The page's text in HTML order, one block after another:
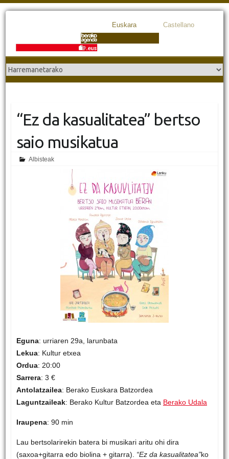
Euskara Castellano
“Ez da kasualitatea” bertso
saio musikatua
Albisteak
Eguna: urriaren 29a, larunbata
Lekua: Kultur etxea
Ordua: 20:00
Sarrera: 3 €
Antolatzailea: Berako Euskara Batzordea
Laguntzaileak: Berako Kultur Batzordea eta Berako Udala
Iraupena: 90 min
Lau bertsolarirekin batera bi musikari aritu ohi dira
(saxoa+gitarra edo biolina + gitarra). “Ez da kasualitatea”ko